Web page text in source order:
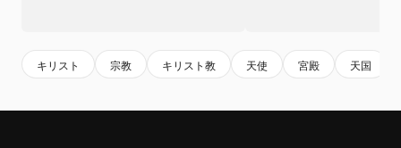
キリスト 宗教 キリスト教 天使 宮殿 天国